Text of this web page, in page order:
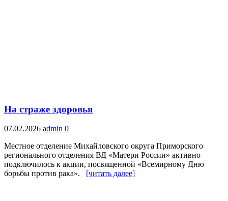
На страже здоровья
07.02.2026 admin 0
Местное отделение Михайловского округа Приморского
регионального отделения ВД «Матери России» активно
подключилось к акции, посвященной «Всемирному Дню
борьбы против рака». [читать далее]